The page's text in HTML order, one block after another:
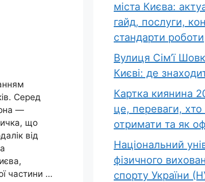
Серед
—
що
від
частини …
міста Києва:
гайд, послуги,
стандарти роботи
Вулиця Сім’ї
Києві: де
Картка киянина
це, переваги,
отримати та як
Національний
фізичного
спорту України